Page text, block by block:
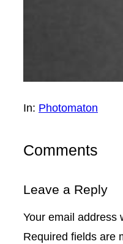
In: Photomaton
Comments
Leave a Reply
Your email address
Required fields are